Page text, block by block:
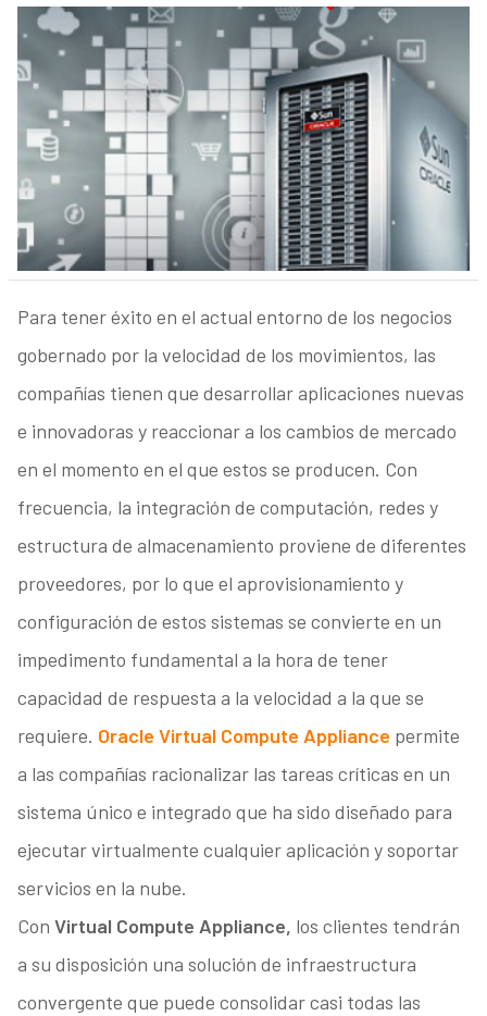
Para tener éxito en el actual entorno de los negocios
gobernado por la velocidad de los movimientos, las
compañías tienen que desarrollar aplicaciones nuevas
e innovadoras y reaccionar a los cambios de mercado
en el momento en el que estos se producen. Con
frecuencia, la integración de computación, redes y
estructura de almacenamiento proviene de diferentes
proveedores, por lo que el aprovisionamiento y
configuración de estos sistemas se convierte en un
impedimento fundamental a la hora de tener
capacidad de respuesta a la velocidad a la que se
requiere. Oracle Virtual Compute Appliance permite
a las compañías racionalizar las tareas críticas en un
sistema único e integrado que ha sido diseñado para
ejecutar virtualmente cualquier aplicación y soportar
servicios en la nube.
Con Virtual Compute Appliance, los clientes tendrán
a su disposición una solución de infraestructura
convergente que puede consolidar casi todas las